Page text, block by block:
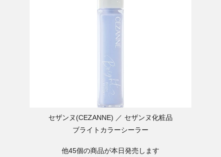
セザンヌ(CEZANNE)
セザンヌ化粧品
ブライトカラーシーラー
他45個の商品が本日発売します